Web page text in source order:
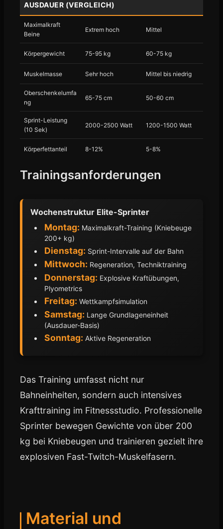
AUSDAUER (VERGLEICH)
Maximalkraft
Beine
Extrem hoch Mittel
Körpergewicht 75-95 kg 60-75 kg
Muskelmasse Sehr hoch Mittel bis niedrig
Oberschenkelumfa
ng
65-75 cm 50-60 cm
Sprint-Leistung
(10 Sek)
2000-2500 Watt 1200-1500 Watt
Körperfettanteil 8-12% 5-8%
Trainingsanforderungen
Wochenstruktur Elite-Sprinter
Montag: Maximalkraft-Training (Kniebeuge
200+ kg)
Dienstag: Sprint-Intervalle auf der Bahn
Mittwoch: Regeneration, Techniktraining
Donnerstag: Explosive Kraftübungen,
Plyometrics
Freitag: Wettkampfsimulation
Samstag: Lange Grundlageneinheit
(Ausdauer-Basis)
Sonntag: Aktive Regeneration
Das Training umfasst nicht nur
Bahneinheiten, sondern auch intensives
Krafttraining im Fitnessstudio. Professionelle
Sprinter bewegen Gewichte von über 200
kg bei Kniebeugen und trainieren gezielt ihre
explosiven Fast-Twitch-Muskelfasern.
Material und